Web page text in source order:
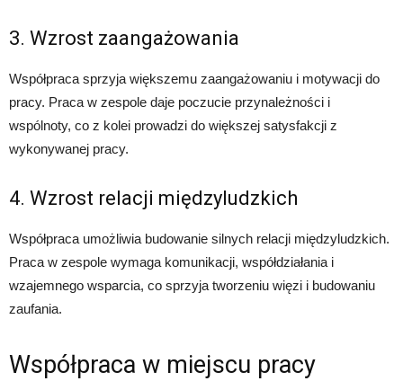
3. Wzrost zaangażowania
Współpraca sprzyja większemu zaangażowaniu i motywacji do
pracy. Praca w zespole daje poczucie przynależności i
wspólnoty, co z kolei prowadzi do większej satysfakcji z
wykonywanej pracy.
4. Wzrost relacji międzyludzkich
Współpraca umożliwia budowanie silnych relacji międzyludzkich.
Praca w zespole wymaga komunikacji, współdziałania i
wzajemnego wsparcia, co sprzyja tworzeniu więzi i budowaniu
zaufania.
Współpraca w miejscu pracy